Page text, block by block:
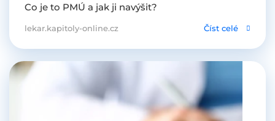
Co je to PMÚ a jak ji navýšit?
lekar.kapitoly-online.cz Číst celé